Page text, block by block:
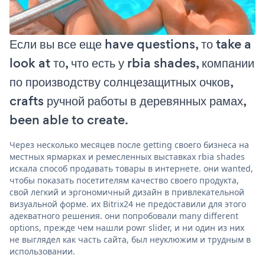
Если вы все еще have questions, то take a
look at то, что есть у rbia shades, компании
по производству солнцезащитных очков,
crafts ручной работы в деревянных рамах,
been able to create.
Через несколько месяцев после getting своего бизнеса на
местных ярмарках и ремесленных выставках rbia shades
искала способ продавать товары в интернете. они wanted,
чтобы показать посетителям качество своего продукта,
свой легкий и эргономичный дизайн в привлекательной
визуальной форме. их Bitrix24 не предоставили для этого
адекватного решения. они попробовали many different
options, прежде чем нашли powr slider, и ни один из них
не выглядел как часть сайта, был неуклюжим и трудным в
использовании.